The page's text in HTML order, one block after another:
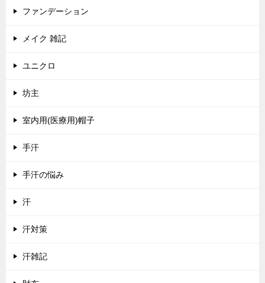
ファンデーション
メイク 雑記
ユニクロ
坊主
室内用(医療用)帽子
手汗
手汗の悩み
汗
汗対策
汗雑記